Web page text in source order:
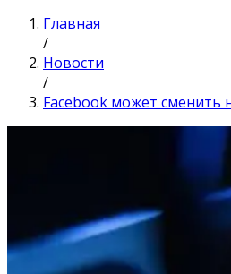
Главная
/
Новости
/
Facebook может сменить